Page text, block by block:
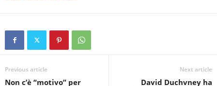
Previous article
Non c’è “motivo” per
Next article
David Duchvney ha